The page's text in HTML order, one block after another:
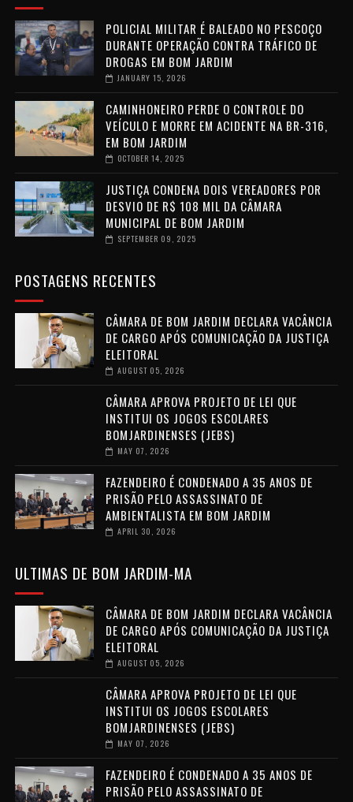
POLICIAL MILITAR É BALEADO NO PESCOÇO
DURANTE OPERAÇÃO CONTRA TRÁFICO DE
DROGAS EM BOM JARDIM
JANUARY 15, 2026
CAMINHONEIRO PERDE O CONTROLE DO
VEÍCULO E MORRE EM ACIDENTE NA BR-316,
EM BOM JARDIM
OCTOBER 14, 2025
JUSTIÇA CONDENA DOIS VEREADORES POR
DESVIO DE R$ 108 MIL DA CÂMARA
MUNICIPAL DE BOM JARDIM
SEPTEMBER 09, 2025
POSTAGENS RECENTES
CÂMARA DE BOM JARDIM DECLARA VACÂNCIA
DE CARGO APÓS COMUNICAÇÃO DA JUSTIÇA
ELEITORAL
AUGUST 05, 2026
CÂMARA APROVA PROJETO DE LEI QUE
INSTITUI OS JOGOS ESCOLARES
BOMJARDINENSES (JEBS)
MAY 07, 2026
FAZENDEIRO É CONDENADO A 35 ANOS DE
PRISÃO PELO ASSASSINATO DE
AMBIENTALISTA EM BOM JARDIM
APRIL 30, 2026
ULTIMAS DE BOM JARDIM-MA
CÂMARA DE BOM JARDIM DECLARA VACÂNCIA
DE CARGO APÓS COMUNICAÇÃO DA JUSTIÇA
ELEITORAL
AUGUST 05, 2026
CÂMARA APROVA PROJETO DE LEI QUE
INSTITUI OS JOGOS ESCOLARES
BOMJARDINENSES (JEBS)
MAY 07, 2026
FAZENDEIRO É CONDENADO A 35 ANOS DE
PRISÃO PELO ASSASSINATO DE